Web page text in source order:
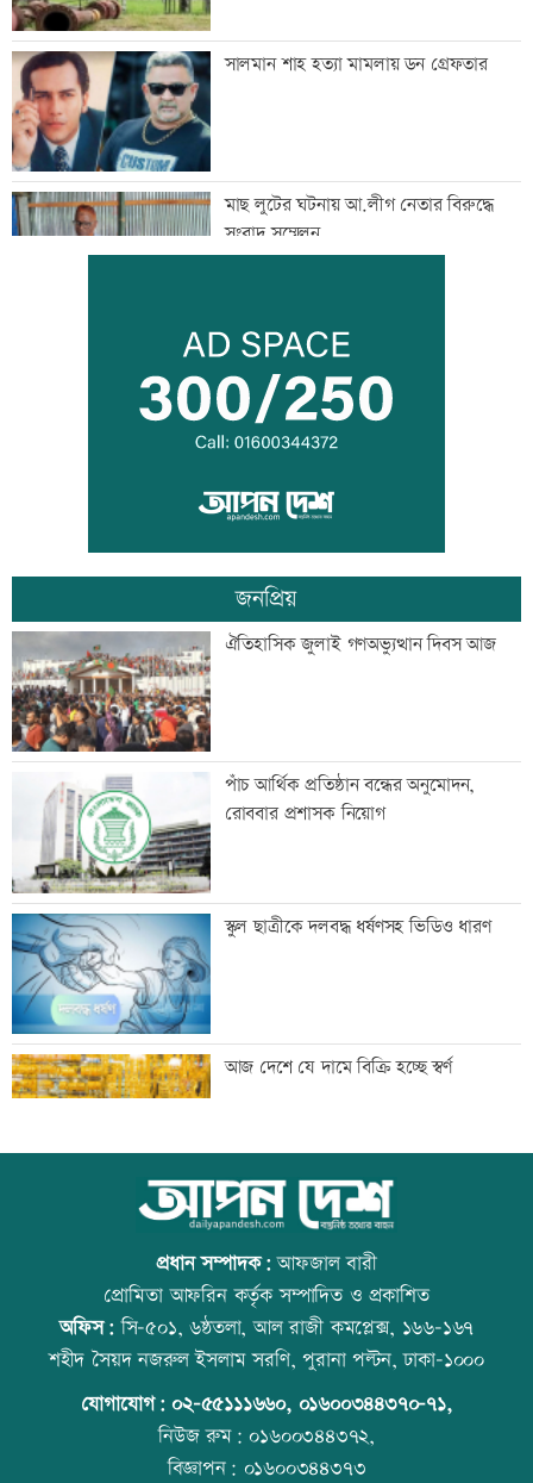
সালমান শাহ হত্যা মামলায় ডন গ্রেফতার
মাছ লুটের ঘটনায় আ.লীগ নেতার বিরুদ্ধে
সংবাদ সম্মেলন
সূচকের পতনে লেনদেন ৯৬৪ কোটি টাকা
বিদ্যুৎ-জ্বালানি নিয়ে বিভ্রান্তি সৃষ্টি করা হচ্ছে:
প্রধানমন্ত্রী
‘রাজনীতি স্বচ্ছ হওয়া উচিত, তাহলে গণতন্ত্রের
গতি ফিরে আসবে’
সঠিক সময়ে আসেননি পরীমনি, পেছালো
শুনানি
‘দেশ পরিচালনায় সরকার ব্যর্থ হলে তখন
সমালোচনা করবেন’
স্থগিত আলিম পরীক্ষার বিষয়সমূহের সূচি
প্রকাশ
বিপিএলে খেলতে চায় শ্রীলঙ্কার ফ্র্যাঞ্চাইজি
বাঁশখালীতে প্রধানমন্ত্রী
জনপ্রিয়
ঐতিহাসিক জুলাই গণঅভ্যুত্থান দিবস আজ
পাঁচ আর্থিক প্রতিষ্ঠান বন্ধের অনুমোদন,
রোববার প্রশাসক নিয়োগ
স্কুল ছাত্রীকে দলবদ্ধ ধর্ষণসহ ভিডিও ধারণ
আজ দেশে যে দামে বিক্রি হচ্ছে স্বর্ণ
আজ বিশ্ব বন্ধু দিবস
কোরআন-হাদিসে নামাজ না পড়ার শাস্তি
প্রধান সম্পাদক:আফজাল বারী
প্রোমিতা আফরিন কর্তৃক সম্পাদিত ও প্রকাশিত
অফিস:সি-৫০১, ৬ষ্ঠতলা, আল রাজী কমপ্লেক্স, ১৬৬-১৬৭
শহীদ সৈয়দ নজরুল ইসলাম সরণি, পুরানা পল্টন, ঢাকা-১০০০
যোগাযোগ: ০২-৫৫১১১৬৬০, ০১৬০০৩৪৪৩৭০-৭১,
নিউজ রুম:০১৬০০৩৪৪৩৭২,
বিজ্ঞাপন: ০১৬০০৩৪৪৩৭৩